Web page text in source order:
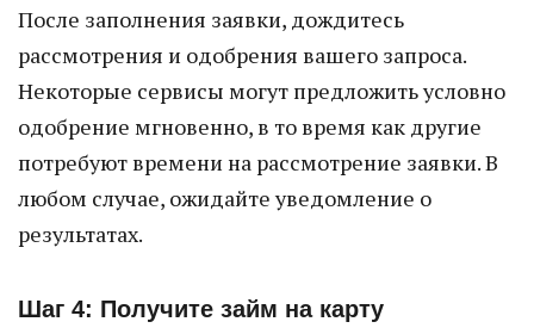
После заполнения заявки, дождитесь
рассмотрения и одобрения вашего запроса.
Некоторые сервисы могут предложить условно
одобрение мгновенно, в то время как другие
потребуют времени на рассмотрение заявки. В
любом случае, ожидайте уведомление о
результатах.
Шаг 4: Получите займ на карту